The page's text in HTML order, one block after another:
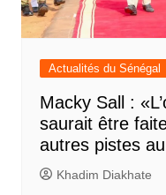
Actualités du Sénégal
Macky Sall :
saurait être
autres pistes
Khadim Diakhate